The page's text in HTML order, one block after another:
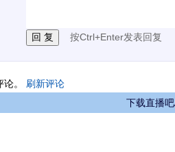
按Ctrl+Enter发表回复
论。 刷新评论
下载直播